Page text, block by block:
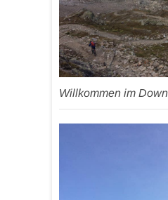
Willkommen im